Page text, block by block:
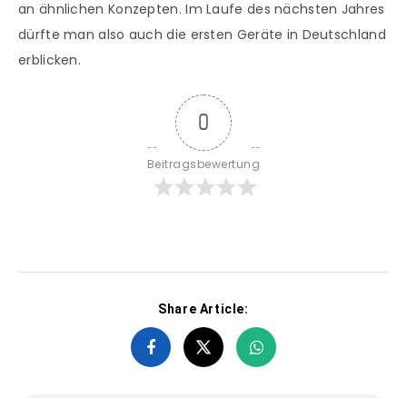
an ähnlichen Konzepten. Im Laufe des nächsten Jahres
dürfte man also auch die ersten Geräte in Deutschland
erblicken.
0
Beitragsbewertung
Share Article: